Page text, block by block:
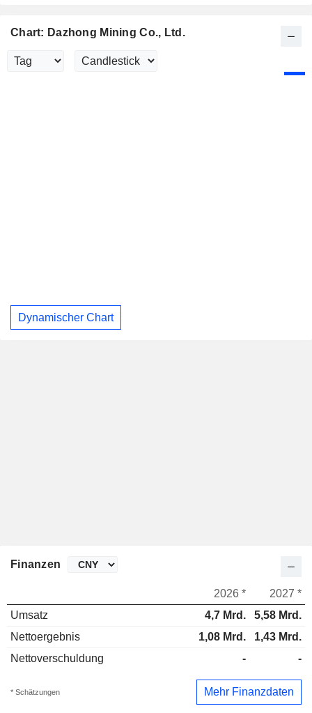
Chart: Dazhong Mining Co., Ltd.
Dynamischer Chart
Finanzen
2026 *
2027 *
Umsatz
4,7 Mrd.
5,58 Mrd.
Nettoergebnis
1,08 Mrd.
1,43 Mrd.
Nettoverschuldung
- -
* Schätzungen Mehr Finanzdaten